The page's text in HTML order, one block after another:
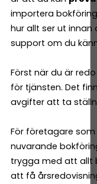
importera
hur allt ser ut
support om du
Först när du är
för tjänsten. Det
avgifter att ta
För företagare
nuvarande
trygga med att allt
att få